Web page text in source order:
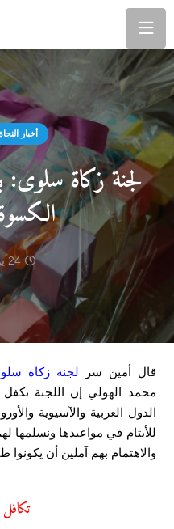
أخبار
لجنة زكاة سلوى:
24 يونيو، 2017
قال أمين سر لجنة زكاة
الدول العربية والآسيوية
للأيتام في مواعيدها ونسلمها
والاهتمام بهم آملين أن